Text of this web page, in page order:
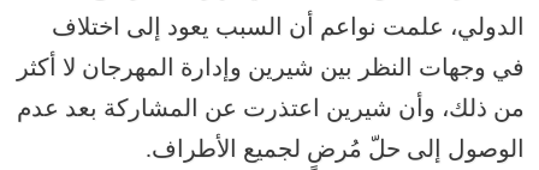
الدولي، علمت نواعم أن السبب يعود إلى اختلاف
في وجهات النظر بين شيرين وإدارة المهرجان لا أكثر
من ذلك، وأن شيرين اعتذرت عن المشاركة بعد عدم
الوصول إلى حلّ مُرضٍ لجميع الأطراف.